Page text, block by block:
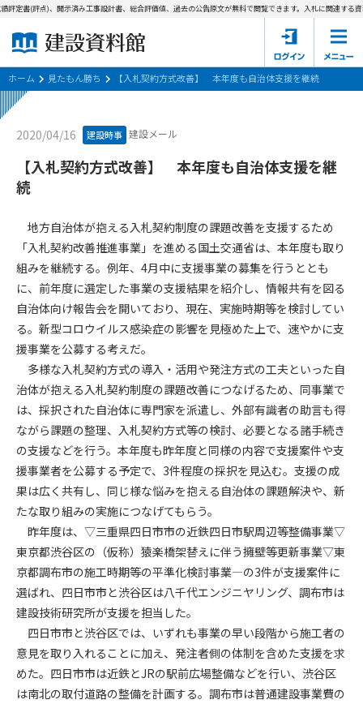
建設資料館とは
会員登録について
サポーター会員一覧
会員規約
書(評点)、開示済み工事設計書、総合評価値、過去の公告原文が無料で閲覧できます。入札に関連する資
ホーム 見たもん勝ち 【入札契約方式改善】 本年度も自治体支援を継続
2020/04/16 建設時事 建設メール
【入札契約方式改善】 本年度も自治体支援を継
続
地方自治体が抱える入札契約制度の課題改善を支援するため
「入札契約改善推進事業」を進める国土交通省は、本年度も取り
組みを継続する。例年、4月中に支援事業の募集を行うととも
に、前年度に選定した事業の支援結果を紹介し、情報共有を図る
自治体向け報告会を開いており、現在、実施時期等を検討してい
る。新型コロウイルス感染症の影響を見極めた上で、速やかに支
援事業を公募する考えだ。
多様な入札契約方式の導入・活用や発注方式の工夫といった自
治体が抱える入札契約制度の課題改善につなげるため、同事業で
は、採択された自治体に専門家を派遣し、外部有識者の助言も得
ながら課題の整理、入札契約方式等の検討、必要となる諸手続き
の支援などを行う。本年度も昨年度と同様の内容で支援案件や支
援事業者を公募する予定で、3件程度の採択を見込む。支援の成
果は広く共有し、同じ様な悩みを抱える自治体の課題解決や、新
たな取り組みの実施につなげてもらう。
昨年度は、▽三重県四日市市の近鉄四日市駅周辺等整備事業▽
東京都渋谷区の（仮称）猿楽橋架替えに伴う擁壁等更新事業▽東
京都調布市の施工時期等の平準化検討事業―の3件が支援案件に
選ばれ、四日市市と渋谷区は八千代エンジニヤリング、調布市は
建設技術研究所が支援を担当した。
四日市市と渋谷区では、いずれも事業の早い段階から施工者の
意見を取り入れることに加え、発注者側の体制を含めた支援を求
めた。四日市市は近鉄とJRの駅前広場整備などを行い、渋谷区
は南北の取付道路の整備を計画する。調布市は普通建設事業費の
パスワードの再発行
会員サービスの利用条件等について定めるものです。
2. 管理者が建設資料館WEB上で随時掲載するルールは本規約の
一部を構成するものとします。
第2条（規約の変更）
本規約は、会員の了承を得ることなく、随時変更されることが
あります。変更内容は、建設資料館WEB上に表示した時点で直
ちに全ての会員が了承したものとみなします。
第4条（会員審査および資格の取り消し）
会員とは、本規約を承諾の上、所定の会員申込手続きを完了
後、管理者がこれを承認した者をいいます。
第4条（会員の定義と登録）
1. 管理者は前条により審査の結果、会員申込みをした者が以下
の何れかの項目に該当することがわかった場合、その者の会
員としての権限を承認しないことがあります。
(1) 会員申し込みをした者が実在しなかった場合
(2) 本規約に違反した場合/li>
(3) 会員申し込みの際、申告事項に虚偽があった場合
(4) 会員申込者が管理者所定の手続き通りに会員申込手続き処
理を行わなかった場合
(5) その他管理者が会員とすることを不適当と判断した場合
2. 管理者は承認後であっても承認した会員が前項の何れかに該
当することが判明した場合、会員資格を取り消すことがあり
ます。